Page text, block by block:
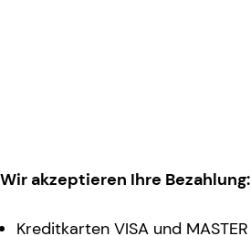
Wir akzeptieren Ihre Bezahlung:
Kreditkarten VISA und MASTER